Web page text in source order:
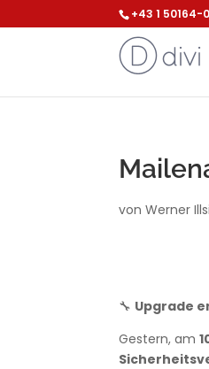
+43 1 50164-0
vonWerner
🔧 Upgrade
Gestern, am